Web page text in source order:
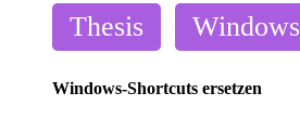
Posted
in
Thesis Windows
Windows-Shortcuts ersetzen